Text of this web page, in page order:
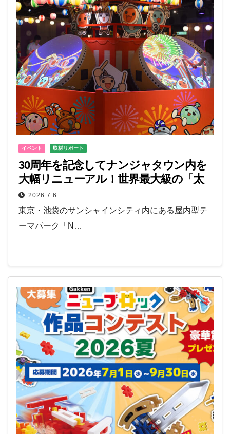
イベント 取材リポート
30周年を記念してナンジャタウン内を
大幅リニューアル！世界最大級の「太
鼓の達人」アトラクションが登場！
2026.7.6
東京・池袋のサンシャインシティ内にある屋内型テ
ーマパーク「N…